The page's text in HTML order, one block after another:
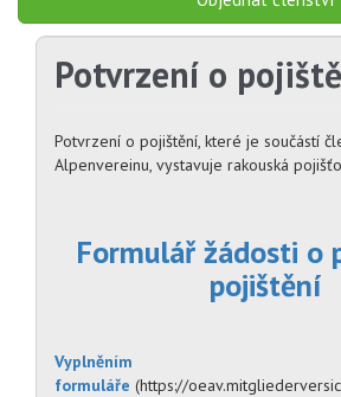
Potvrzení o
Potvrzení o pojištění, které je součástí
Alpenvereinu, vystavuje rakouská
Formulář žádosti o
pojištění
Vyplněním
formuláře (https://